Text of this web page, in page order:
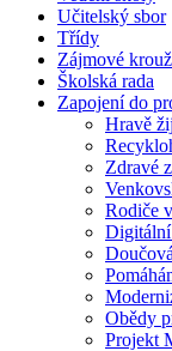
Učitelský sbor
Třídy
Zájmové
Školská rada
Zapojení do
Hravě
Zdravé
Rodiče
Digitální
Obědy
Projekt